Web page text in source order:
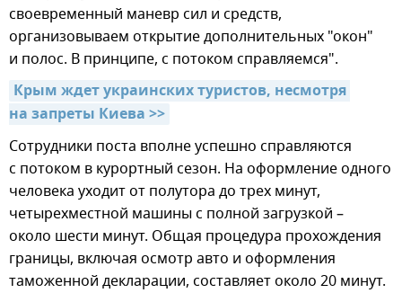
своевременный маневр сил и средств,
организовываем открытие дополнительных "окон"
и полос. В принципе, с потоком справляемся".
Крым ждет украинских туристов, несмотря
на запреты Киева >>
Сотрудники поста вполне успешно справляются
с потоком в курортный сезон. На оформление одного
человека уходит от полутора до трех минут,
четырехместной машины с полной загрузкой –
около шести минут. Общая процедура прохождения
границы, включая осмотр авто и оформления
таможенной декларации, составляет около 20 минут.